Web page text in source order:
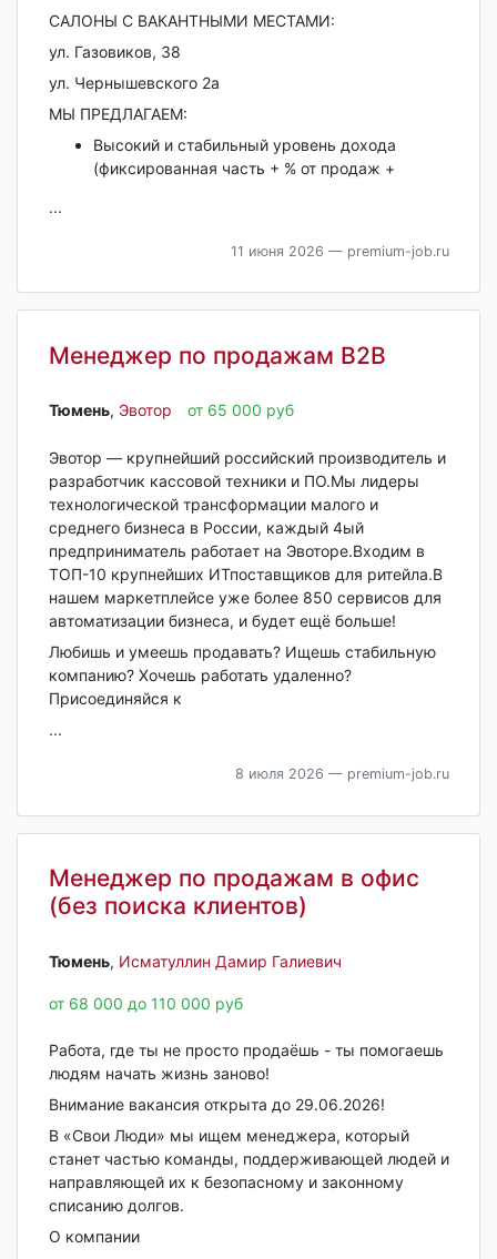
САЛОНЫ С ВАКАНТНЫМИ МЕСТАМИ:
ул. Газовиков, 38
ул. Чернышевского 2а
МЫ ПРЕДЛАГАЕМ:
Высокий и стабильный уровень дохода
(фиксированная часть + % от продаж +
...
11 июня 2026 — premium-job.ru
Менеджер по продажам B2B
Тюмень‎, Эвотор от 65 000 руб
Эвотор — крупнейший российский производитель и
разработчик кассовой техники и ПО.Мы лидеры
технологической трансформации малого и
среднего бизнеса в России, каждый 4ый
предприниматель работает на Эвоторе.Входим в
ТОП-10 крупнейших ИТпоставщиков для ритейла.В
нашем маркетплейсе уже более 850 сервисов для
автоматизации бизнеса, и будет ещё больше!
Любишь и умеешь продавать? Ищешь стабильную
компанию? Хочешь работать удаленно?
Присоединяйся к
...
8 июля 2026 — premium-job.ru
Менеджер по продажам в офис
(без поиска клиентов)
Тюмень‎, Исматуллин Дамир Галиевич
от 68 000 до 110 000 руб
Работа, где ты не просто продаёшь - ты помогаешь
людям начать жизнь заново!
Внимание вакансия открыта до 29.06.2026!
В «Свои Люди» мы ищем менеджера, который
станет частью команды, поддерживающей людей и
направляющей их к безопасному и законному
списанию долгов.
О компании